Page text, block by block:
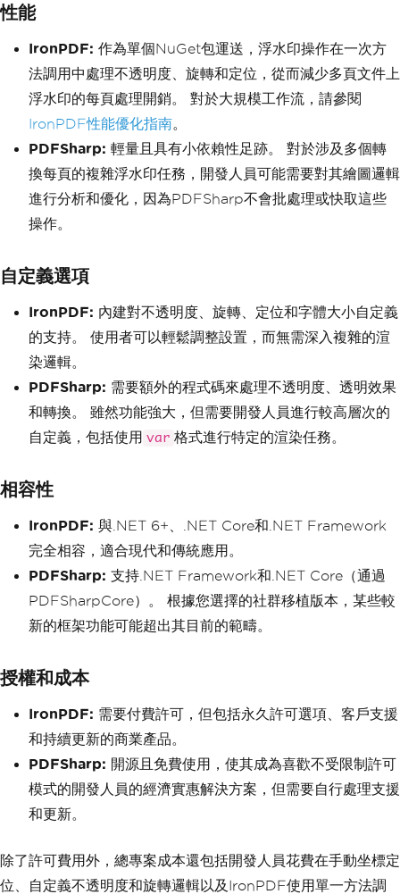
性能
IronPDF: 作為單個NuGet包運送，浮水印操作在一次方
法調用中處理不透明度、旋轉和定位，從而減少多頁文件上
浮水印的每頁處理開銷。 對於大規模工作流，請參閱
IronPDF性能優化指南。
PDFSharp: 輕量且具有小依賴性足跡。 對於涉及多個轉
換每頁的複雜浮水印任務，開發人員可能需要對其繪圖邏輯
進行分析和優化，因為PDFSharp不會批處理或快取這些
操作。
自定義選項
IronPDF: 內建對不透明度、旋轉、定位和字體大小自定義
的支持。 使用者可以輕鬆調整設置，而無需深入複雜的渲
染邏輯。
PDFSharp: 需要額外的程式碼來處理不透明度、透明效果
和轉換。 雖然功能強大，但需要開發人員進行較高層次的
自定義，包括使用 var 格式進行特定的渲染任務。
相容性
IronPDF: 與.NET 6+、.NET Core和.NET Framework
完全相容，適合現代和傳統應用。
PDFSharp: 支持.NET Framework和.NET Core（通過
PDFSharpCore）。 根據您選擇的社群移植版本，某些較
新的框架功能可能超出其目前的範疇。
授權和成本
IronPDF: 需要付費許可，但包括永久許可選項、客戶支援
和持續更新的商業產品。
PDFSharp: 開源且免費使用，使其成為喜歡不受限制許可
模式的開發人員的經濟實惠解決方案，但需要自行處理支援
和更新。
除了許可費用外，總專案成本還包括開發人員花費在手動坐標定
位、自定義不透明度和旋轉邏輯以及IronPDF使用單一方法調